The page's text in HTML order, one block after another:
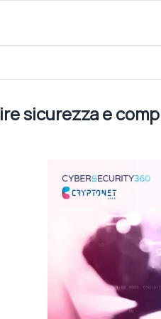
Release dopo
sicurezza e